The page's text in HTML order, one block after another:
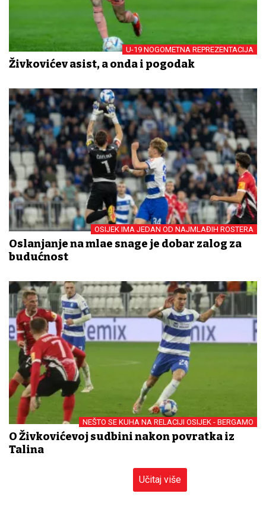
U-19 NOGOMETNA REPREZENTACIJA
Živkovićev asist, a onda i pogodak
OSIJEK IMA JEDAN OD NAJMLAĐIH ROSTERA
Oslanjanje na mlađe snage je dobar zalog za
budućnost
NEŠTO SE KUHA NA RELACIJI OSIJEK - BERGAMO
O Živkovićevoj sudbini nakon povratka iz
Talina
Učitaj više